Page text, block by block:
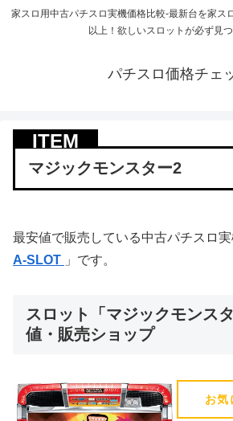
家スロ用中古パチスロ実機価格比較-最新台を家ス
以上！欲しいスロットが必ず見つ
パチスロ価格チェ
マジックモンスター2
最安値で販売している中古パチスロ実
A-SLOT 」です。
スロット「マジックモンス
値・販売ショップ
お気